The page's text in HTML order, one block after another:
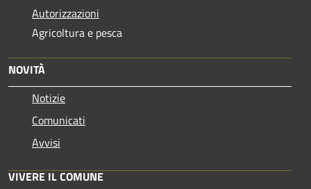
Autorizzazioni
Agricoltura e pesca
NOVITÀ
Notizie
Comunicati
Avvisi
VIVERE IL COMUNE